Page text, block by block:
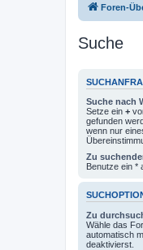
Foren-
Suche
Suche nach
Setze ein +
gefunden
wenn nur
Zu
Benutze ein *
Zu
Wähle das
automatisch
deaktivierst.